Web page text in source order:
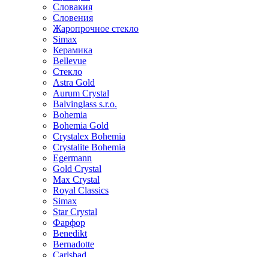
Словакия
Словения
Жаропрочное стекло
Simax
Керамика
Bellevue
Стекло
Astra Gold
Aurum Crystal
Balvinglass s.r.o.
Bohemia
Bohemia Gold
Crystalex Bohemia
Crystalite Bohemia
Egermann
Gold Crystal
Max Crystal
Royal Classics
Simax
Star Crystal
Фарфор
Benedikt
Bernadotte
Carlsbad